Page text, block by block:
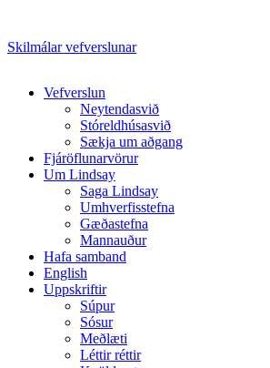
Skilmálar vefverslunar
Close
Vefverslun
Neytendasvið
Stóreldhúsasvið
Sækja um aðgang
Fjáröflunarvörur
Um Lindsay
Saga Lindsay
Umhverfisstefna
Gæðastefna
Mannauður
Hafa samband
English
Uppskriftir
Súpur
Sósur
Meðlæti
Léttir réttir